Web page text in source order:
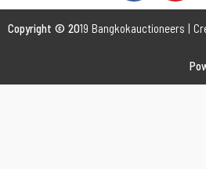
Copyright © 2019 Bangkokauctioneers |